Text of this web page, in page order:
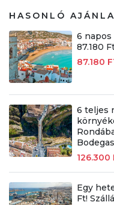
HASONLÓ
6 napos
87.180
87.180
6 teljes
126.300
Egy
Ft!